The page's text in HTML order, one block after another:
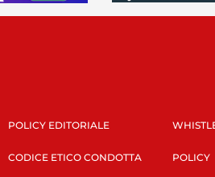
POLICY EDITORIALE
CODICE ETICO CONDOTTA POLICY